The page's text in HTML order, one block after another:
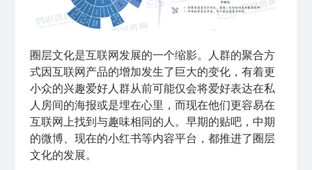
圈层文化是互联网发展的一个缩影。人群的聚合方
式因互联网产品的增加发生了巨大的变化，有着更
小众的兴趣爱好人群从前可能仅会将爱好表达在私
人房间的海报或是埋在心里，而现在他们更容易在
互联网上找到与趣味相同的人。早期的贴吧，中期
的微博、现在的小红书等内容平台，都推进了圈层
文化的发展。